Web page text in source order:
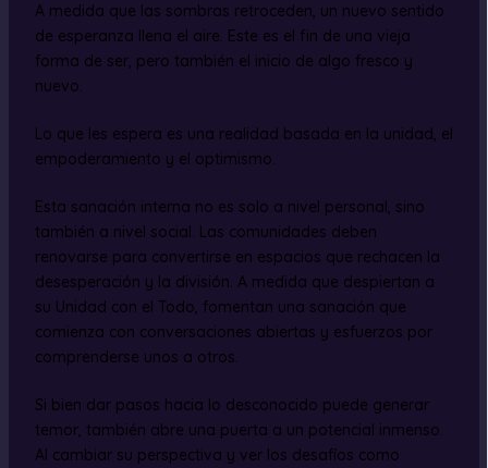
A medida que las sombras retroceden, un nuevo sentido
de esperanza llena el aire. Este es el fin de una vieja
forma de ser, pero también el inicio de algo fresco y
nuevo.
Lo que les espera es una realidad basada en la unidad, el
empoderamiento y el optimismo.
Esta sanación interna no es solo a nivel personal, sino
también a nivel social. Las comunidades deben
renovarse para convertirse en espacios que rechacen la
desesperación y la división. A medida que despiertan a
su Unidad con el Todo, fomentan una sanación que
comienza con conversaciones abiertas y esfuerzos por
comprenderse unos a otros.
Si bien dar pasos hacia lo desconocido puede generar
temor, también abre una puerta a un potencial inmenso.
Al cambiar su perspectiva y ver los desafíos como